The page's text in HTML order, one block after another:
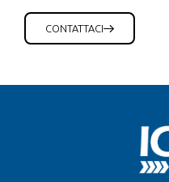
CONTATTACI